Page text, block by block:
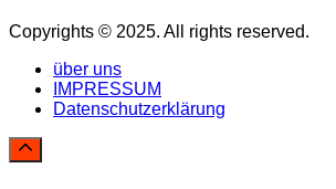
Copyrights © 2025. All rights reserved.
über uns
IMPRESSUM
Datenschutzerklärung